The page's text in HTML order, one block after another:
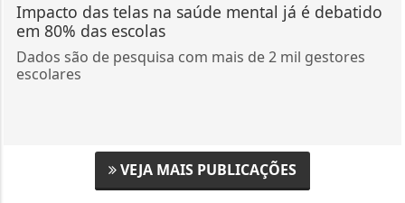
Impacto das telas na saúde mental já é debatido
em 80% das escolas
Dados são de pesquisa com mais de 2 mil gestores
escolares
VEJA MAIS PUBLICAÇÕES